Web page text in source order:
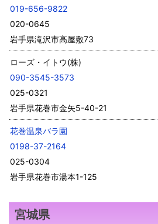
019-656-9822
020-0645
岩手県滝沢市高屋敷73
ローズ・イトウ(株)
090-3545-3573
025-0321
岩手県花巻市金矢5-40-21
花巻温泉バラ園
0198-37-2164
025-0304
岩手県花巻市湯本1-125
宮城県